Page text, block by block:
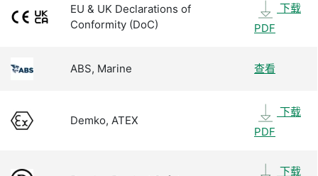
EU & UK Declarations of
Conformity (DoC)
下载
PDF
ABS, Marine 查看
Demko, ATEX
下载
PDF
下载